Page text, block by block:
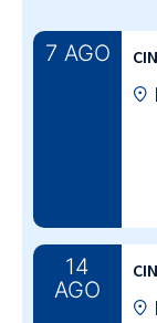
7 AGO
14
AGO